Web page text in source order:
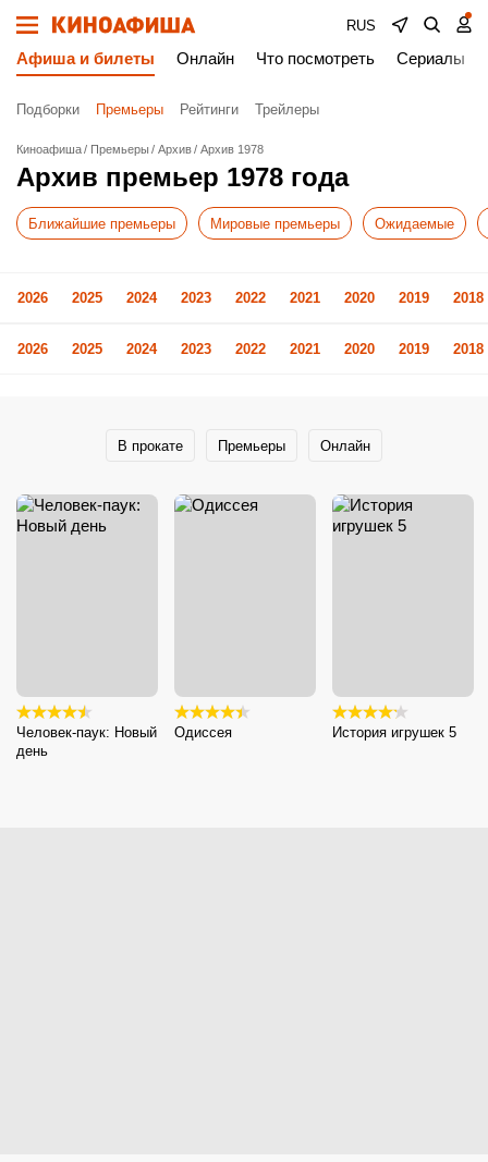
RUS
Афиша и билеты Онлайн Что посмотреть Сериалы
Подборки Премьеры Рейтинги Трейлеры
Киноафиша Премьеры Архив Архив 1978
Архив премьер 1978 года
Ближайшие премьеры Мировые премьеры Ожидаемые
2026 2025 2024 2023 2022 2021 2020 2019 2018
2026 2025 2024 2023 2022 2021 2020 2019 2018
В прокате Премьеры Онлайн
Человек-паук: Новый
день
Одиссея История игрушек 5